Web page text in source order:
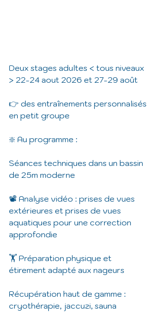
Deux stages adultes < tous niveaux
> 22-24 aout 2026 et 27-29 août
👉 des entraînements personnalisés
en petit groupe
❇️ Au programme :
Séances techniques dans un bassin
de 25m moderne
📽️ Analyse vidéo : prises de vues
extérieures et prises de vues
aquatiques pour une correction
approfondie
🏋️ Préparation physique et
étirement adapté aux nageurs
Récupération haut de gamme :
cryothérapie, jaccuzi, sauna